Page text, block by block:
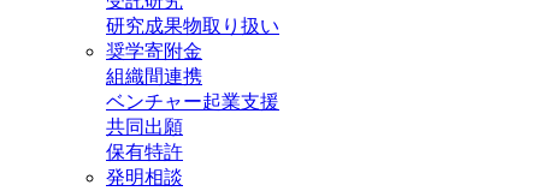
研究成果物取り扱い
奨学寄附金
組織間連携
ベンチャー起業支援
共同出願
保有特許
発明相談